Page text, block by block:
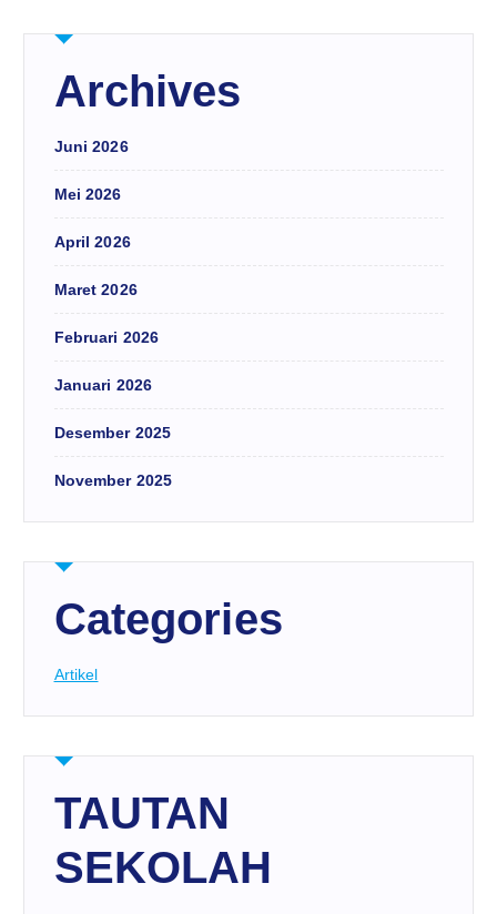
Archives
Juni 2026
Mei 2026
April 2026
Maret 2026
Februari 2026
Januari 2026
Desember 2025
November 2025
Categories
Artikel
TAUTAN
SEKOLAH